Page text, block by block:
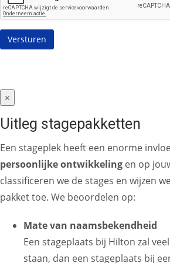
×
Uitleg stagepakketten
Een stageplek heeft een enorme
persoonlijke ontwikkeling en op
classificeren we de stages en wijzen
pakket toe. We beoordelen op:
Mate van naamsbekendheid
Een stageplaats bij Hilton zal
staan, dan een stageplaats bij